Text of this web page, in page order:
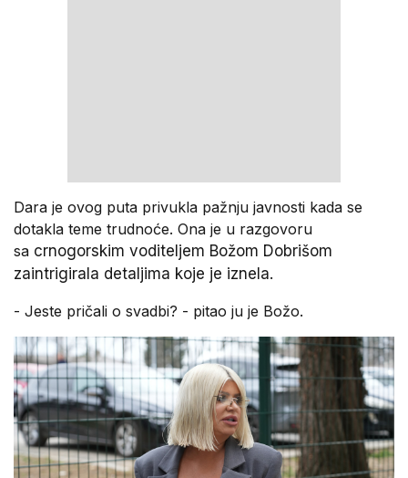
Dara je ovog puta privukla pažnju javnosti kada se
dotakla teme trudnoće. Ona je u razgovoru
sa crnogorskim voditeljem Božom Dobrišom
zaintrigirala detaljima koje je iznela.
- Jeste pričali o svadbi? - pitao ju je Božo.